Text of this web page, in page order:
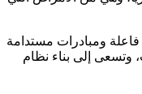
ومبادرات مستدامة
وتسعى إلى بناء نظام